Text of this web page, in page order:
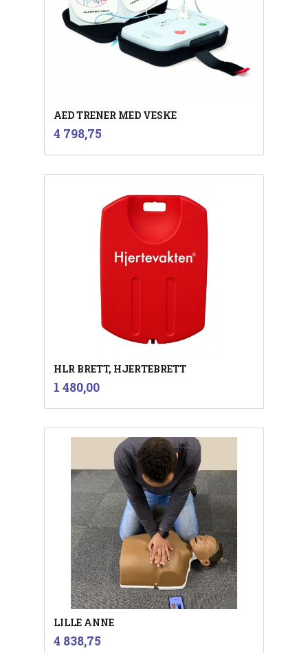
AED TRENER MED VESKE
Pris
4 798,75inkl.
mva.
HLR BRETT, HJERTEBRETT
Pris
1 480,00mva.
LILLE ANNE
Pris
4 838,75inkl.
mva.